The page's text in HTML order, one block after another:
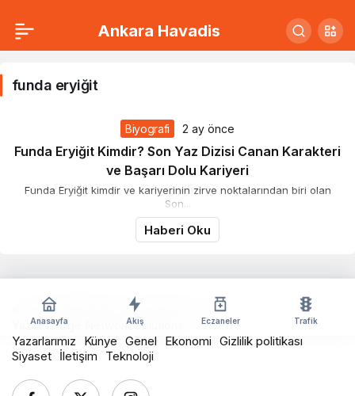
Ankara Havadis
funda
funda eryiğit
Biyografi 2 ay önce
Funda Eryiğit Kimdir? Son Yaz Dizisi Canan Karakteri
ve Başarı Dolu Kariyeri
Funda Eryiğit kimdir ve kariyerinin zirve noktalarından biri olan
Son...
Haberi Oku
Anasayfa Akış Eczaneler Trafik
© Telif Hakkı 2026, Tüm Hakları Saklıdır
Yazılım:Arge Network Solutions
Yazarlarımız
Künye Genel Ekonomi Gizlilik politikası
Siyaset İletişim Teknoloji